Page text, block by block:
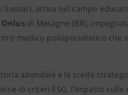
Sassari, attiva nel campo
di Mesagne (BR),
medico polispecialistico che
aziendale e le scelte
di criteri ESG, l’impatto